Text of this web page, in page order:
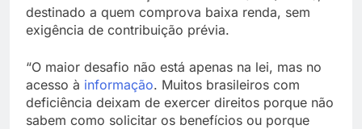
destinado a quem comprova baixa renda, sem
exigência de contribuição prévia.
“O maior desafio não está apenas na lei, mas no
acesso à informação. Muitos brasileiros com
deficiência deixam de exercer direitos porque não
sabem como solicitar os benefícios ou porque